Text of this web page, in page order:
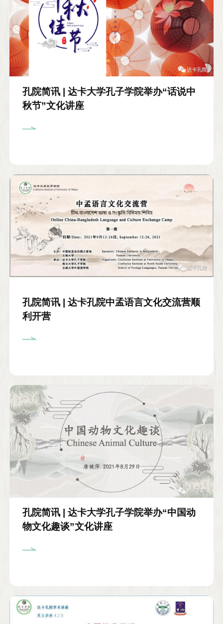
孔院简讯 | 达卡大学孔子学院举办“话说中
秋节”文化讲座
孔院简讯 | 达卡孔院中孟语言文化交流营顺
利开营
孔院简讯 | 达卡大学孔子学院举办“中国动
物文化趣谈”文化讲座